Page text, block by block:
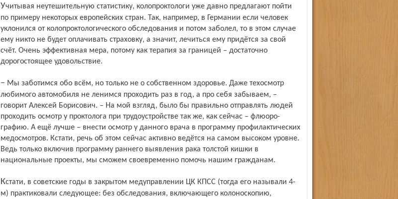
Учитывая неутешительную статистику, колопроктологи уже давно предлагают пойти
по примеру некоторых европей­ских стран. Так, например, в Германии если человек
уклонился от колопроктологического обследования и потом заболел, то в этом случае
ему никто не будет оплачивать страховку, а значит, лечиться ему придётся за свой
счёт. Очень эффективная мера, потому как терапия за границей – достаточно
дорогостоящее удовольствие.
– Мы заботимся обо всём, но только не о собственном здоровье. Даже техосмотр
любимого автомобиля не ленимся проходить раз в год, а про себя забываем, –
говорит Алексей Борисович. – На мой взгляд, было бы правильно отправлять людей
проходить осмотр у прок­толога при трудоустрой­стве так же, как сейчас – флюоро­
графию. А ещё лучше – внести осмотр у данного врача в программу профилактических
медосмотров. Кстати, речь об этом сейчас активно ведётся на самом высоком уровне.
Ведь только включив программу раннего выявления рака толстой кишки в
национальные проекты, мы сможем своевременно помочь нашим гражданам.
Кстати, в советские годы в закрытом медуправлении ЦК КПСС (тогда его называли 4-
м) практиковали следующее: без обследования, включающего колоноскопию,